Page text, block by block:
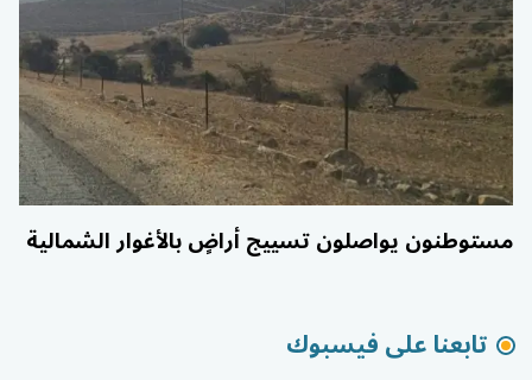
مستوطنون يواصلون تسييج أراضٍ بالأغوار الشمالية
تابعنا على فيسبوك